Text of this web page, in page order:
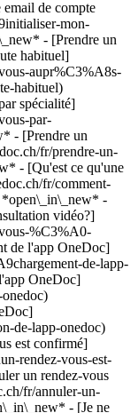
de compte
mon-
- [Prendre un
habituel]
aupr%C3%A8s-
habituel)
spécialité]
par-
- [Prendre un
fr/prendre-un-
- [Qu'est ce qu'une
fr/comment-
-
vidéo?]
%C3%A0-
de l'app OneDoc]
de-lapp-
OneDoc]
de-lapp-onedoc)
caméra avec un symbole lecture annonçant que le professionnel de santé propose des consultations vidéo](https://www.onedoc.ch/assets/images/icons/video-consultations.svg)Consultations vidéo disponibles ![Icône patient avec un signe plus annonçant que le professionnel accepte de nouveaux patients](https://www.onedoc.ch/assets/images/icons/new-patients.svg)Accepte les nouveaux patients [Réserver un RDV](https://www.onedoc.ch/fr/cabinet-de-groupe/geneve/ebcli/medspaces-lac-imagerive) *chevron\_left* lun. 03 août *chevron\_right* Voir plus de rendez-vous *error\_outline* Une erreur s'est produite lors du chargement des disponibilités [Réessayer](https://www.onedoc.ch) [![Dr. Wilfried Bouvais, spécialiste en médecine interne générale à Genève](https://assets.onedoc.ch/images/users/9206166500e252e1c16792c5f2e438af8c428202ea099cd2f8805b7270aa8c86-small.jpg "Dr. Wilfried Bouvais, spécialiste en médecine interne générale à Genève")](https://www.onedoc.ch/fr/specialiste-en-medecine-interne-generale/geneve/pctdd/dr-wilfried-bouvais) ### [Dr. Wilfried Bouvais](https://www.onedoc.ch/fr/specialiste-en-medecine-interne-generale/geneve/pctdd/dr-wilfried-bouvais) ![Badge indiquant un profil vérifié](https://www.onedoc.ch/assets/images/icons/checkmark.svg) [Spécialiste en médecine interne générale](https://www.onedoc.ch/fr/specialiste-en-medecine-interne-generale/geneve) [Centre Médical Krieg](https://www.onedoc.ch/fr/cabinet-medical/geneve/eba69/centre-medical-krieg) Rue Pédro-Meylan 1 1208 Genève ![Dr. Wilfried Bouvais est affilié au réseau Réseau Delta](https://assets.onedoc.ch/images/networks/logos/bc7306ac026c686f85d463e96b3cb0053f7de03c9f7a5fae3aa7114a276838ea-small.png) ![Icône patient avec un signe plus annonçant que le professionnel accepte de nouveaux patients](https://www.onedoc.ch/assets/images/icons/new-patients.svg)Accepte les nouveaux patients [Réserver un RDV](https://www.onedoc.ch/fr/specialiste-en-medecine-interne-generale/geneve/pctdd/dr-wilfried-bouvais) Expertises: Contrôle médical permis de conduire NIVEAU 1, [Urgence en médecine générale](https://www.onedoc.ch/fr/urgence-en-medecine-generale/geneve), [Check-up | bilan de santé](https://www.onedoc.ch/fr/check-up-bilan-de-sante/geneve), [Prise de sang | Prélèvement sanguin](https://www.onedoc.ch/fr/prise-de-sang-prelevement-sanguin/geneve), [Grippe | Symptômes de la grippe | Rhume](https://www.onedoc.ch/fr/grippe-symptomes-de-la-grippe-rhume/geneve), [Asthme](https://www.onedoc.ch/fr/asthme/geneve), [Rhinite allergique | Rhume des foins](https://www.onedoc.ch/fr/rhinite-allergique-rhume-des-foins/geneve), [Infection urinaire | Cystite](https://www.onedoc.ch/fr/infection-urinaire-cystite/geneve), [Test urinaire](https://www.onedoc.ch/fr/test-urinaire/geneve), [Maladies Sexuellement Transmissibles | Infections Sexuellement Transmissibles (MST/IST)](https://www.onedoc.ch/fr/maladies-sexuellement-transmissibles-infections-sexuellement-transmissibles-mst-ist/geneve), [Burn out](https://www.onedoc.ch/fr/burn-out/geneve), [Troubles du sommeil](https://www.onedoc.ch/fr/troubles-du-sommeil/geneve), [Prévention cardio-vasculaire | CardioCheck | CardioTest](https://www.onedoc.ch/fr/prevention-cardio-vasculaire-cardiocheck-cardiotest/geneve), [Mesure du cholestérol](https://www.onedoc.ch/fr/mesure-du-cholesterol/geneve), [Vaccination rougeole - rubéole - oreillon (ROR)](https://www.onedoc.ch/fr/vaccination-rougeole-rubeole-oreillon-ror/geneve), [Vaccination encé